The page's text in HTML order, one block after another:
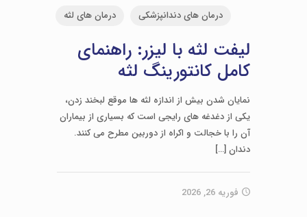
درمان های دندانپزشکی درمان های لثه
لیفت لثه با لیزر: راهنمای
کامل کانتورینگ لثه
نمایان شدن بیش از اندازه لثه ها موقع لبخند زدن،
یکی از دغدغه های رایجی است که بسیاری از بیماران
آن را با خجالت و اکراه از دوربین مطرح می کنند.
دندان […]
فوریه 26, 2026